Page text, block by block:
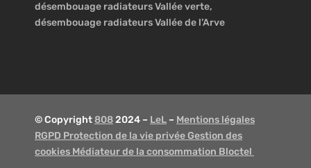
désembouage radiateurs Vallée verte,
désembouage radiateurs Vallée de l’Arve
© Copyright 8082024 – LeL – Mentions légales
RGPD Protection de la vie privée Gestion des
cookies Médiateur de la consommation Bloctel